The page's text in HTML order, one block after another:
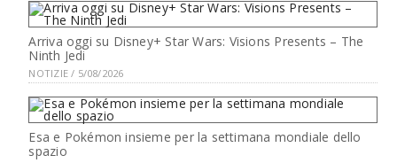
Arriva oggi su Disney+ Star Wars: Visions Presents – The
Ninth Jedi
NOTIZIE / 5/08/2026
Esa e Pokémon insieme per la settimana mondiale dello
spazio